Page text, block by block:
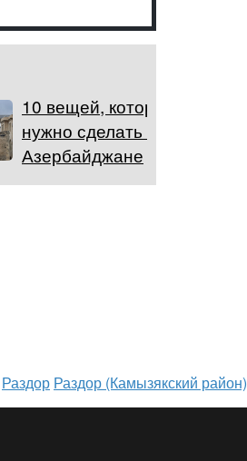
10 вещей, которые
нужно сделать в
Азербайджане
Раздор Раздор (Камызякский район)